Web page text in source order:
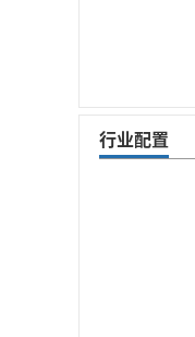
行业配置